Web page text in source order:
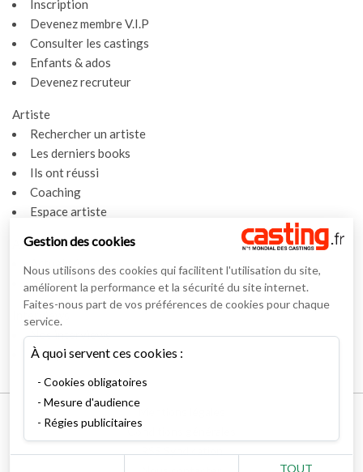
Inscription
Devenez membre V.I.P
Consulter les castings
Enfants & ados
Devenez recruteur
Artiste
Rechercher un artiste
Les derniers books
Ils ont réussi
Coaching
Espace artiste
Actualités
Actualités
Vidéos
Interviews
Nos interviews
Lexique
Conditions générales
Gestion des cookies
Nous utilisons des cookies qui facilitent l'utilisation du site,
améliorent la performance et la sécurité du site internet.
Faites-nous part de vos préférences de cookies pour chaque
service.
À quoi servent ces cookies :
Cookies obligatoires
Mesure d'audience
Régies publicitaires
TOUT